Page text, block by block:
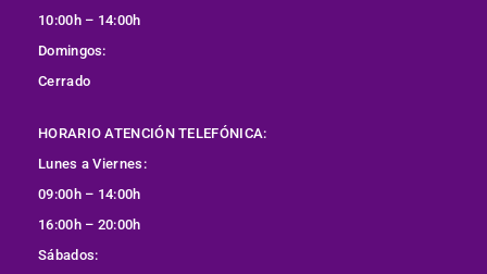
10:00h – 14:00h
Domingos:
Cerrado
HORARIO ATENCIÓN TELEFÓNICA:
Lunes a Viernes:
09:00h – 14:00h
16:00h – 20:00h
Sábados: